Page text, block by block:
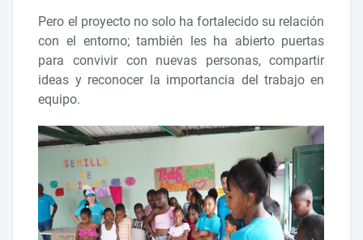
Pero el proyecto no solo ha fortalecido su relación
con el entorno; también les ha abierto puertas
para convivir con nuevas personas, compartir
ideas y reconocer la importancia del trabajo en
equipo.